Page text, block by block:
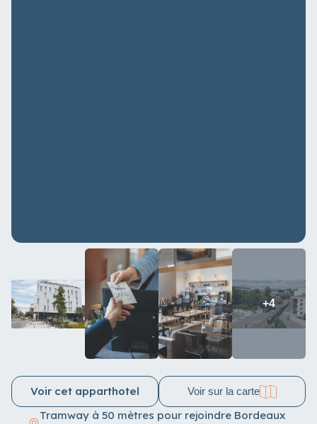
Tramway à 50 mètres pour rejoindre Bordeaux
+4
Voir sur la carte
Voir cet apparthotel